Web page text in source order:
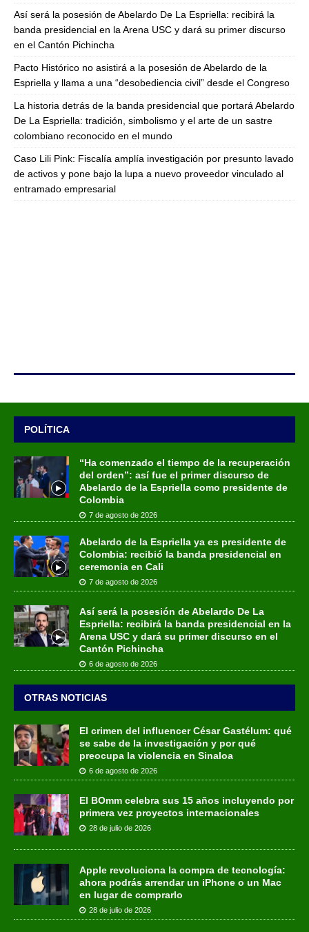
Así será la posesión de Abelardo De La Espriella: recibirá la
banda presidencial en la Arena USC y dará su primer discurso
en el Cantón Pichincha
Pacto Histórico no asistirá a la posesión de Abelardo de la
Espriella y llama a una “desobediencia civil” desde el Congreso
La historia detrás de la banda presidencial que portará Abelardo
De La Espriella: tradición, simbolismo y el arte de un sastre
colombiano reconocido en el mundo
Caso Lili Pink: Fiscalía amplía investigación por presunto lavado
de activos y pone bajo la lupa a nuevo proveedor vinculado al
entramado empresarial
POLÍTICA
“Ha comenzado el tiempo de la recuperación
del orden”: así fue el primer discurso de
Abelardo de la Espriella como presidente de
Colombia
7 de agosto de 2026
Abelardo de la Espriella ya es presidente de
Colombia: recibió la banda presidencial en
ceremonia en Cali
7 de agosto de 2026
Así será la posesión de Abelardo De La
Espriella: recibirá la banda presidencial en la
Arena USC y dará su primer discurso en el
Cantón Pichincha
6 de agosto de 2026
OTRAS NOTICIAS
El crimen del influencer César Gastélum: qué
se sabe de la investigación y por qué
preocupa la violencia en Sinaloa
6 de agosto de 2026
El BOmm celebra sus 15 años incluyendo por
primera vez proyectos internacionales
28 de julio de 2026
Apple revoluciona la compra de tecnología:
ahora podrás arrendar un iPhone o un Mac
en lugar de comprarlo
28 de julio de 2026